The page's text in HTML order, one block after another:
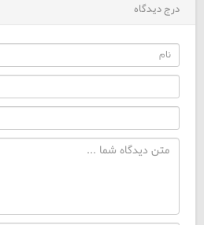
درج دیدگاه